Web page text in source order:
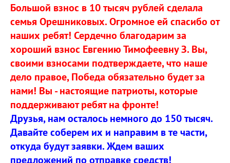
Большой взнос в 10 тысяч рублей сделала
семья Орешниковых. Огромное ей спасибо от
наших ребят! Сердечно благодарим за
хороший взнос Евгению Тимофеевну З. Вы,
своими взносами подтверждаете, что наше
дело правое, Победа обязательно будет за
нами! Вы - настоящие патриоты, которые
поддерживают ребят на фронте!
Друзья, нам осталось немного до 150 тысяч.
Давайте соберем их и направим в те части,
откуда будут заявки. Ждем ваших
предложений по отправке средств!